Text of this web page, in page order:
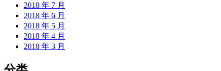
2018 年 7 月
2018 年 6 月
2018 年 5 月
2018 年 4 月
2018 年 3 月